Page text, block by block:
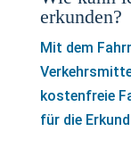
erkunden?
Mit dem
kostenfreie
für die